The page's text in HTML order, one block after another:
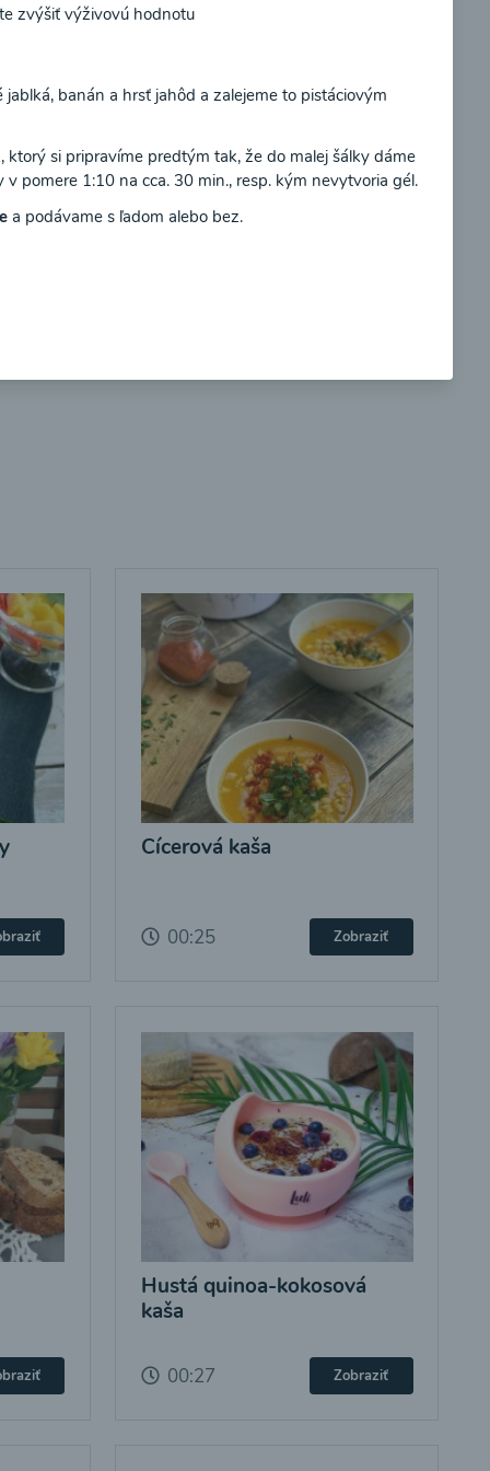
Brokolicové cappuccino
Cícerová kaša
00:25 Zobraziť
Hustá quinoa-kokosová
kaša
00:27 Zobraziť
zvýšiť výživovú hodnotu
banán a hrsť jahôd a zalejeme to pistáciovým
ktorý si pripravíme predtým tak, že do malej šálky dáme
v pomere 1:10 na cca. 30 min., resp. kým nevytvoria gél.
a podávame s ľadom alebo bez.